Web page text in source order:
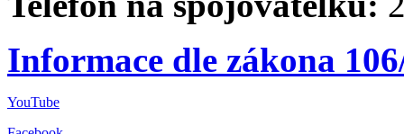
Informace dle zákona
YouTube